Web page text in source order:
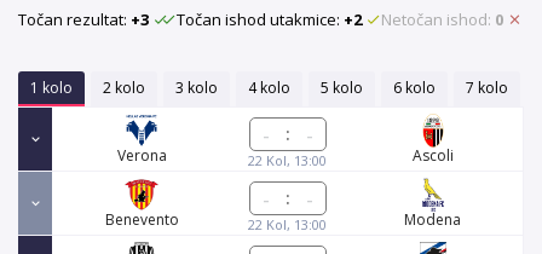
Točan rezultat: +3 Točan ishod utakmice: +2 Netočan ishod: 0
1 kolo 2 kolo 3 kolo 4 kolo 5 kolo 6 kolo 7 kolo
Verona
:
22 Kol, 13:00 Ascoli
Benevento
:
22 Kol, 13:00 Modena